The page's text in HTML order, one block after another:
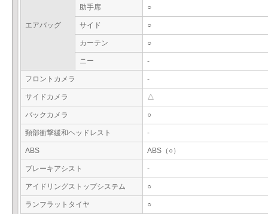
エアバッグ
助手席 ○
サイド ○
カーテン ○
ニー -
フロントカメラ -
サイドカメラ △
バックカメラ ○
頸部衝撃緩和ヘッドレスト -
ABS ABS（○）
ブレーキアシスト -
アイドリングストップシステム ○
ランフラットタイヤ ○